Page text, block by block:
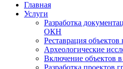
Главная
Услуги
Разработка
ОКН
Реставрация объектов
Археологические
Включение объектов
Разработка проектов